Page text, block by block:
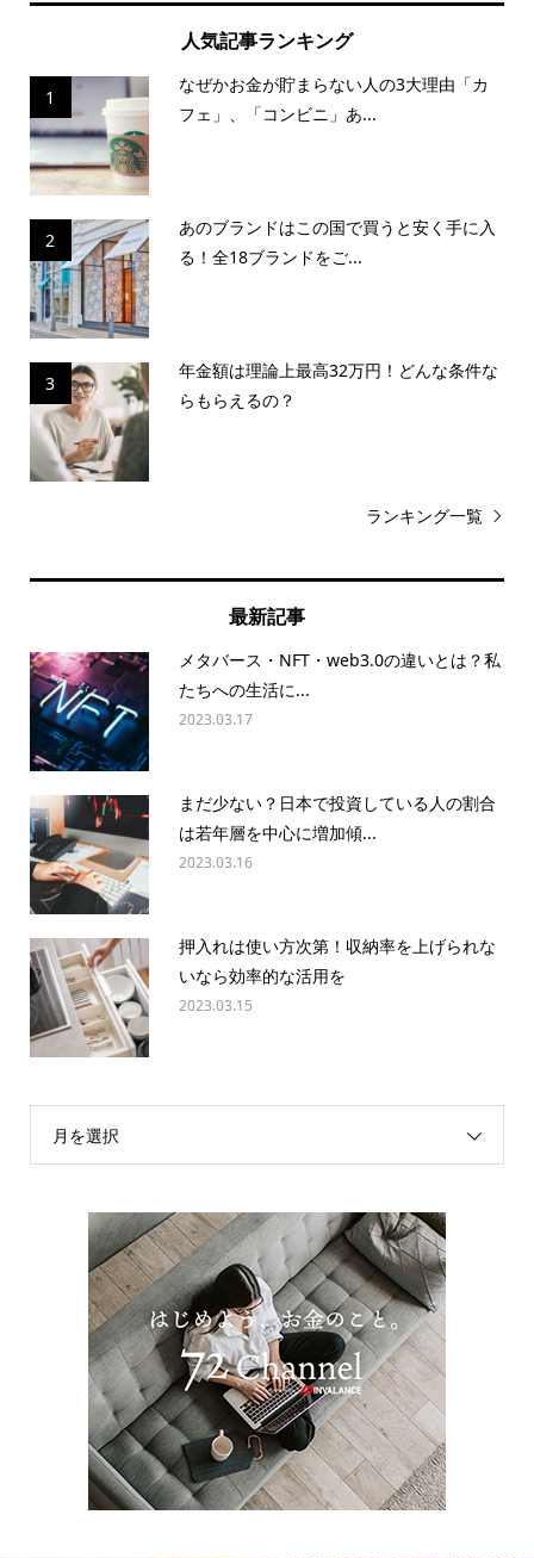
人気記事ランキング
1
なぜかお金が貯まらない人の3大理由「カ
フェ」、「コンビニ」あ...
2
あのブランドはこの国で買うと安く手に入
る！全18ブランドをご...
3
年金額は理論上最高32万円！どんな条件な
らもらえるの？
ランキング一覧
最新記事
メタバース・NFT・web3.0の違いとは？私
たちへの生活に...
2023.03.17
まだ少ない？日本で投資している人の割合
は若年層を中心に増加傾...
2023.03.16
押入れは使い方次第！収納率を上げられな
いなら効率的な活用を
2023.03.15
月を選択